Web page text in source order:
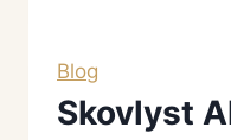
Blog
Skovlyst